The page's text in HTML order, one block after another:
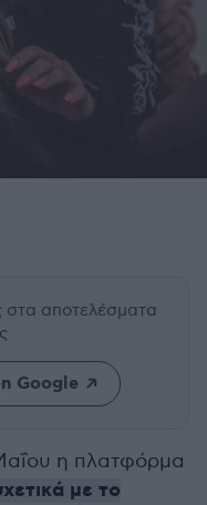
στα αποτελέσματα
Google
η πλατφόρμα
με το